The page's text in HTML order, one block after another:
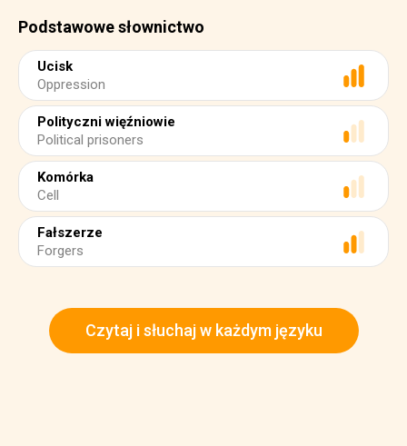
Podstawowe słownictwo
Ucisk
Oppression
Polityczni więźniowie
Political prisoners
Komórka
Cell
Fałszerze
Forgers
Czytaj i słuchaj w każdym języku